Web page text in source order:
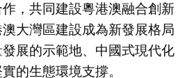
，共同建設粵港澳融合創新
大灣區建設成為新發展格局
展的示範地、中國式現代化
的生態環境支撐。